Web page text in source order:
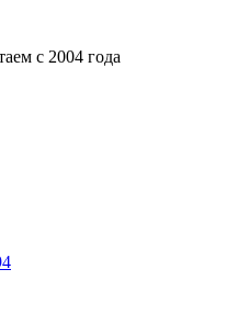
с 2004 года